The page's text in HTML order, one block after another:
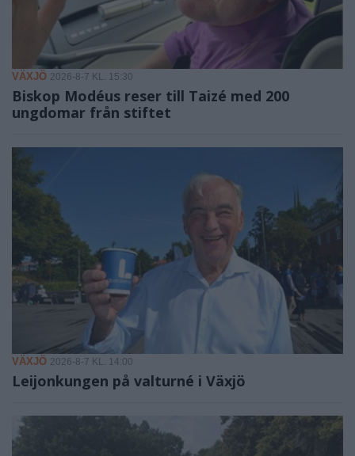
VÄXJÖ 2026-8-7 KL. 15:30
Biskop Modéus reser till Taizé med 200
ungdomar från stiftet
VÄXJÖ 2026-8-7 KL. 14:00
Leijonkungen på valturné i Växjö